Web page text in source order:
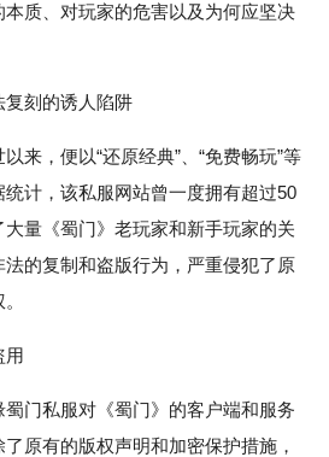
质、对玩家的危害以及为何应坚决
复刻的诱人陷阱
来，便以“还原经典”、“免费畅玩”等
计，该私服网站曾一度拥有超过50
量《蜀门》老玩家和新手玩家的关
的复制和盗版行为，严重侵犯了原
用
门私服对《蜀门》的客户端和服务
原有的版权声明和加密保护措施，